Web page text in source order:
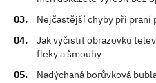
Nejčastější chyby při praní
Jak vyčistit obrazovku
fleky a šmouhy
Nadýchaná borůvková